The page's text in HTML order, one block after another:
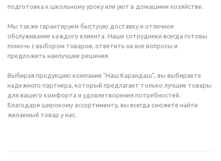
подготовка к школьному уроку или уют в домашнем хозяйстве.
Мы также гарантируем быструю доставку и отличное
обслуживание каждого клиента. Наши сотрудники всегда готовы
помочь с выбором товаров, ответить на все вопросы и
предложить наилучшие решения.
Выбирая продукцию компании "Наш Карандаш", вы выбираете
надежного партнера, который предлагает только лучшие товары
для вашего комфорта и удовлетворения потребностей.
Благодаря широкому ассортименту, вы всегда сможете найти
желаемый товар у нас.